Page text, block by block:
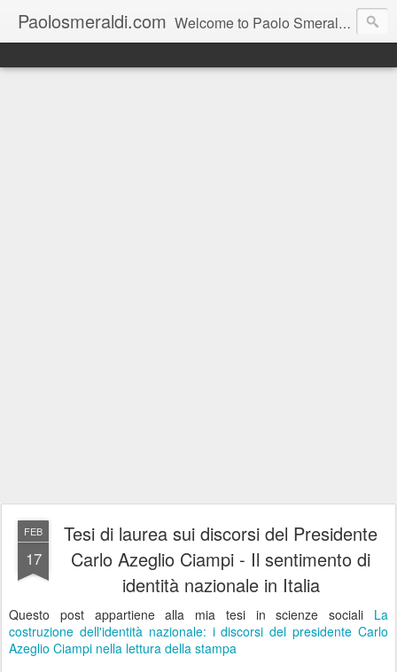
Paolosmeraldi.com Welcome to Paolo Smeraldi's website, online since 2002. Consigliere comunale a Sestri Levante.
FEB
17
Tesi di laurea sui discorsi del Presidente
Carlo Azeglio Ciampi - Il sentimento di
identità nazionale in Italia
Questo post appartiene alla mia tesi in scienze sociali La
costruzione dell'identità nazionale: i discorsi del presidente Carlo
Azeglio Ciampi nella lettura della stampa